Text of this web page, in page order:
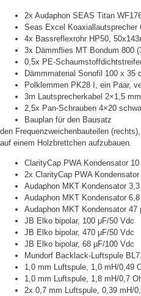
2x Audaphon SEAS Titan
Seas Excel Koaxiallautsprecher
4x Bassreflexrohr HP50,
3x Dämmflies MT Bondum 800
0,5x PE-
Dämmmaterial Sonofil 100 x 35
Polklemmen PK28 I, ein Paar,
3m Lautsprecherkabel 2×1,5
2,5x Pan-Schrauben 4×20
Bauplan für den Bausatz
den Frequenzweichenbauteilen (rechts),
auf einem Holzbrettchen aufzubauen.
ClarityCap PWA Kondensator
2x ClarityCap PWA
Audaphon MKT Kondensator
Audaphon MKT Kondensator
Audaphon MKT Kondensator 47
JB Elko bipolar, 100 μF/50 Vdc
JB Elko bipolar, 470 μF/50 Vdc
JB Elko bipolar, 68 μF/100 Vdc
Mundorf Backlack-Luftspule
1,0 mm Luftspule, 1,0 mH/0,49
1,0 mm Luftspule, 1,8 mH/0,7
2x 0,7 mm Luftspule, 0,39 mH/